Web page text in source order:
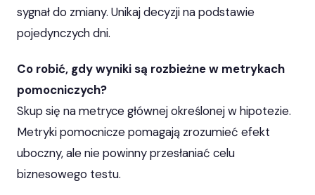
sygnał do zmiany. Unikaj decyzji na podstawie
pojedynczych dni.
Co robić, gdy wyniki są rozbieżne w metrykach
pomocniczych?
Skup się na metryce głównej określonej w hipotezie.
Metryki pomocnicze pomagają zrozumieć efekt
uboczny, ale nie powinny przesłaniać celu
biznesowego testu.